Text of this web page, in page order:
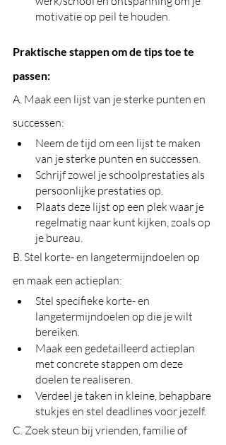
motivatie op peil te houden.
Praktische stappen om de tips toe te
passen:
A. Maak een lijst van je sterke punten en
successen:
Neem de tijd om een lijst te maken
van je sterke punten en successen.
Schrijf zowel je schoolprestaties als
persoonlijke prestaties op.
Plaats deze lijst op een plek waar je
regelmatig naar kunt kijken, zoals op
je bureau.
B. Stel korte- en langetermijndoelen op
en maak een actieplan:
Stel specifieke korte- en
langetermijndoelen op die je wilt
bereiken.
Maak een gedetailleerd actieplan
met concrete stappen om deze
doelen te realiseren.
Verdeel je taken in kleine, behapbare
stukjes en stel deadlines voor jezelf.
C. Zoek steun bij vrienden, familie of